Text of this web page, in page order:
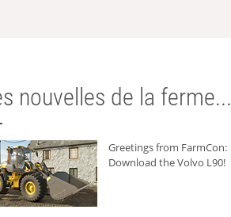
nouvelles de la ferme...
Greetings from FarmCon:
Download the Volvo L90!